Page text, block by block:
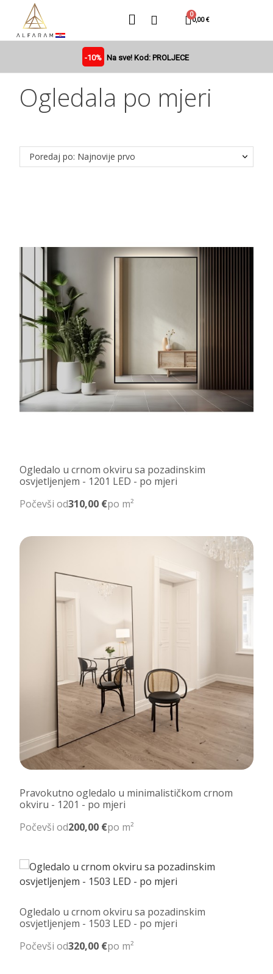
0,00 €
-10% Na sve! Kod: PROLJECE
Ogledala po mjeri
Poredaj po: Najnovije prvo
Ogledalo u crnom okviru sa pozadinskim
osvjetljenjem - 1201 LED - po mjeri
Počevši od310,00 €po m²
Pravokutno ogledalo u minimalističkom crnom
okviru - 1201 - po mjeri
Počevši od200,00 €po m²
Ogledalo u crnom okviru sa pozadinskim
osvjetljenjem - 1503 LED - po mjeri
Počevši od320,00 €po m²